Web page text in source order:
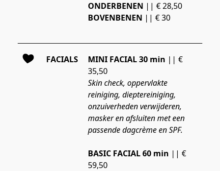
ONDERBENEN || € 28,50
BOVENBENEN || € 30
FACIALS MINI FACIAL 30 min || €
35,50
Skin check, oppervlakte
reiniging, dieptereiniging,
onzuiverheden verwijderen,
masker en afsluiten met een
passende dagcrème en SPF.
BASIC FACIAL 60 min || €
59,50